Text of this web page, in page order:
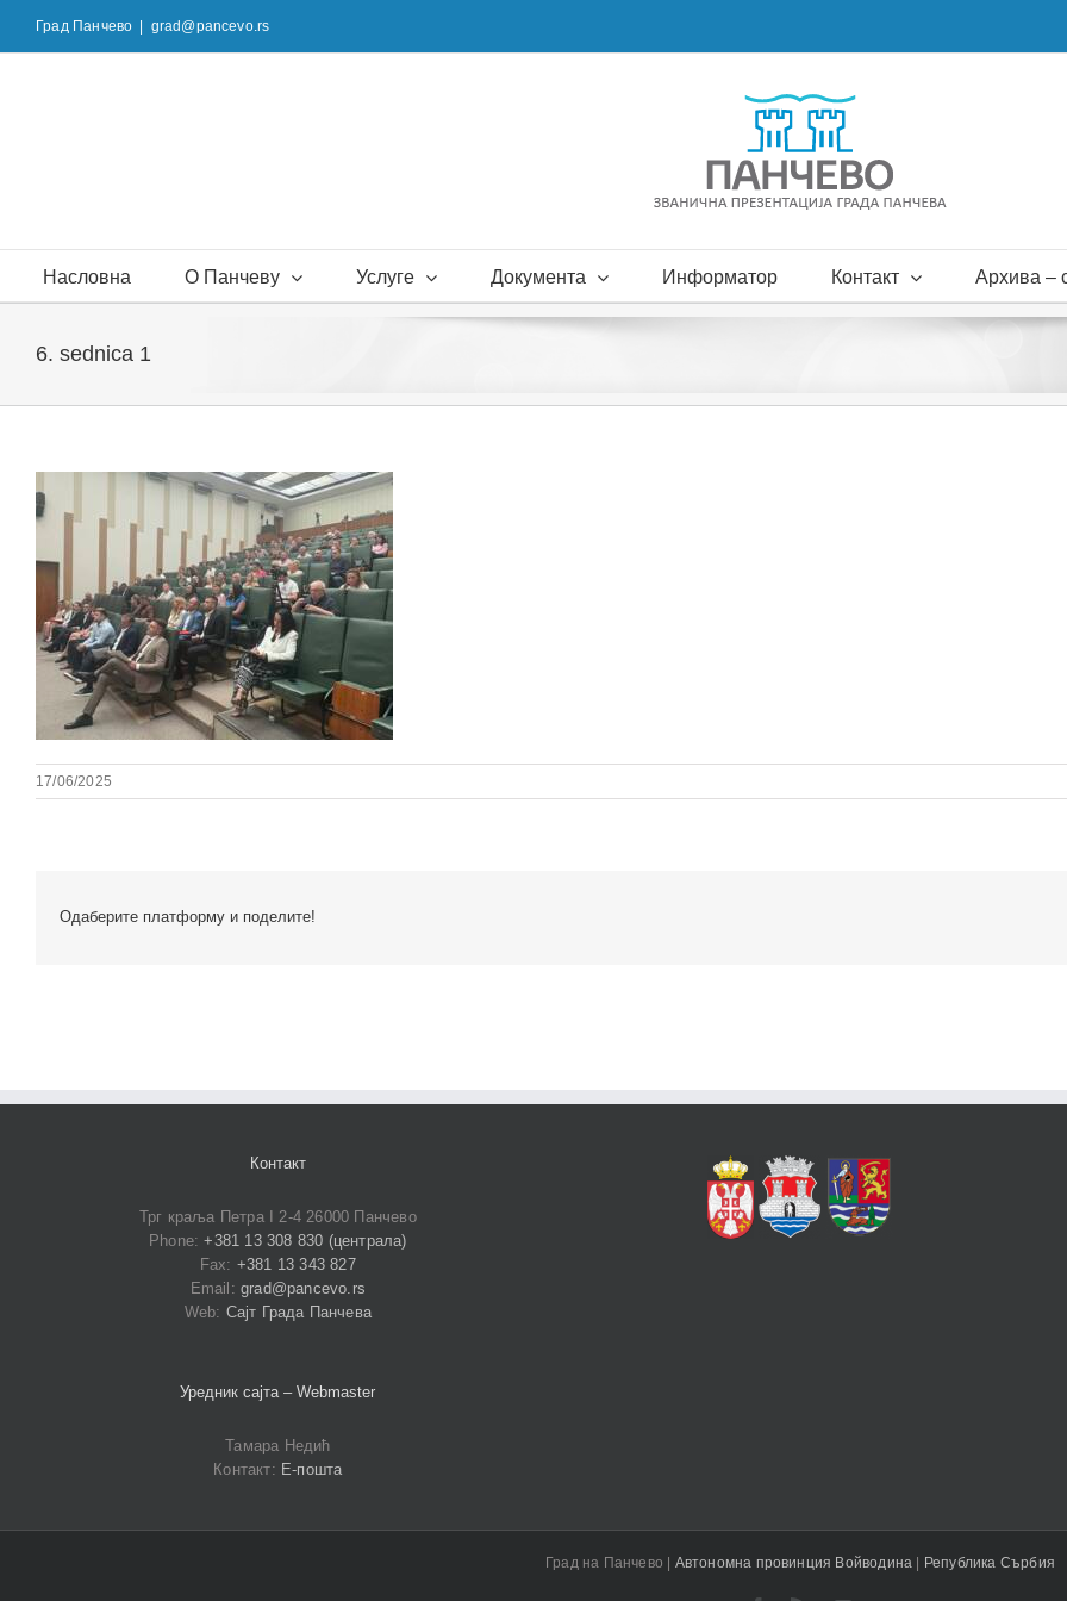
content
Град Панчево grad@pancevo.rs
Насловна О Панчеву Услуге Документа Информатор Контакт Архива –
6. sednica 1
17/06/2025
Одаберите платформу и поделите!
Контакт
Трг краља Петра I 2-4 26000 Панчево
Phone:+381 13 308 830 (централа)
Fax: +381 13 343 827
Email:grad@pancevo.rs
Web: Сајт Града Панчева
Уредник сајта – Webmaster
Тамара Недић
Контакт: Е-пошта
Град на Панчево | Автономна провинция Войводина | Република Сърбия